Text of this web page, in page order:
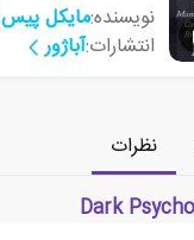
نویسنده:مایکل پیس
انتشارات:آباژور
نظرات